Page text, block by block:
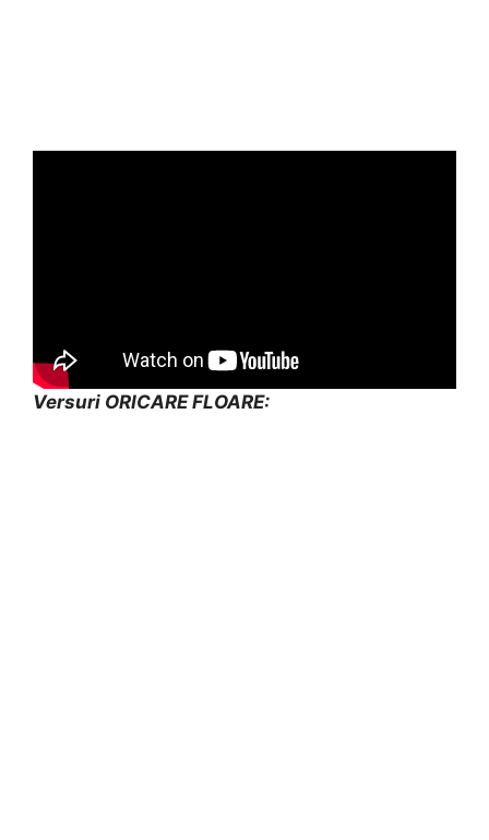
Versuri ORICARE FLOARE: